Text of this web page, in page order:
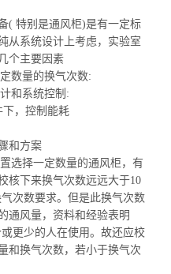
( 特别是通风柜)是有一定标
从系统设计上考虑，实验室
个主要因素
数量的换气次数:
和系统控制:
下，控制能耗
和方案
选择一定数量的通风柜，有
核下来换气次数远远大于10
次数要求。但是此换气次数
通风量，资料和经验表明
更少的人在使用。故还应校
和换气次数，若小于换气次